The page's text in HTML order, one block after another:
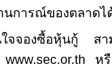
นการณ์ของตลาดไ
จจองซื้อหุ้นกู้ สา
www.sec.or.th หรื